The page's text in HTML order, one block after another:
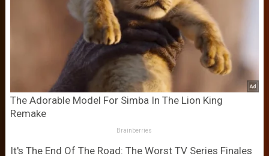
The Adorable Model For Simba In The Lion King
Remake
Brainberries
It's The End Of The Road: The Worst TV Series Finales